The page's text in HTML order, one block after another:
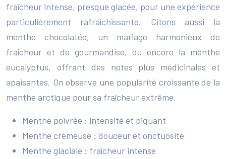
fraîcheur intense, presque glacée, pour une expérience
particulièrement rafraîchissante. Citons aussi la
menthe chocolatée, un mariage harmonieux de
fraîcheur et de gourmandise, ou encore la menthe
eucalyptus, offrant des notes plus médicinales et
apaisantes. On observe une popularité croissante de la
menthe arctique pour sa fraîcheur extrême.
Menthe poivrée : intensité et piquant
Menthe crémeuse : douceur et onctuosité
Menthe glaciale : fraîcheur intense